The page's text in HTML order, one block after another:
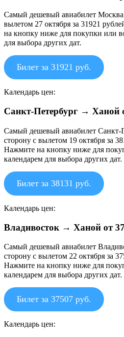
Самый дешевый авиабилет
вылетом 27 октября за 31921
на кнопку ниже для покупки или
для выбора других дат.
Билет за 31921 руб.
Календарь цен:
Санкт-Петербург → Ханой
Самый дешевый авиабилет
сторону с вылетом 19 октября за
Нажмите на кнопку ниже для
календарем для выбора других дат.
Билет за 38131 руб.
Календарь цен:
Владивосток → Ханой от
Самый дешевый авиабилет
сторону с вылетом 22 октября за
Нажмите на кнопку ниже для
календарем для выбора других дат.
Билет за 37507 руб.
Календарь цен: